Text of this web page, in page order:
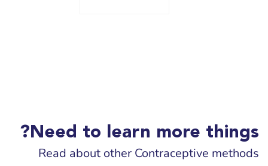
Need to learn more things?
Read about other Contraceptive methods